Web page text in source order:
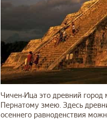
Чичен-Ица это древний
Пернатому змею. Здесь
осеннего равноденствия